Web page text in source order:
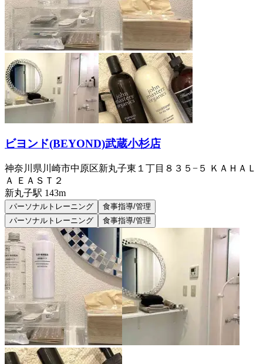
ビヨンド(BEYOND)武蔵小杉店
神奈川県川崎市中原区新丸子東１丁目８３５−５ ＫＡＨＡＬ
Ａ ＥＡＳＴ２
新丸子駅 143m
パーソナルトレーニング
食事指導/管理
パーソナルトレーニング
食事指導/管理